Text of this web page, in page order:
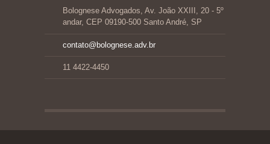
Bolognese Advogados, Av. João XXIII, 20 - 5º
andar, CEP 09190-500 Santo André, SP
contato@bolognese.adv.br
11 4422-4450